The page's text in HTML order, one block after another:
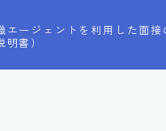
エージェントを利用した面
明書）